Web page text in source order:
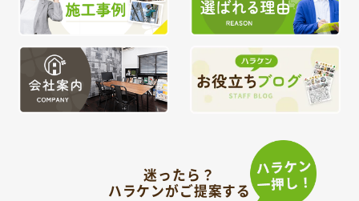
迷ったら？
ハラケンがご提案する